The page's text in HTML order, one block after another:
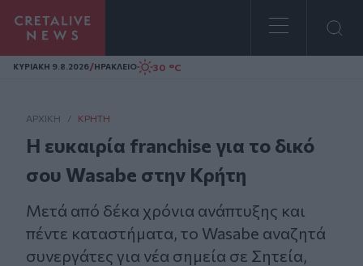
Homepage
ΚΥΡΙΑΚΗ 9.8.2026/ΗΡΑΚΛΕΙΟ 30 °C
ΑΡΧΙΚΗ / ΚΡΉΤΗ
Η ευκαιρία franchise για το δικό
σου Wasabe στην Κρήτη
Μετά από δέκα χρόνια ανάπτυξης και
πέντε καταστήματα, το Wasabe αναζητά
συνεργάτες για νέα σημεία σε Σητεία,